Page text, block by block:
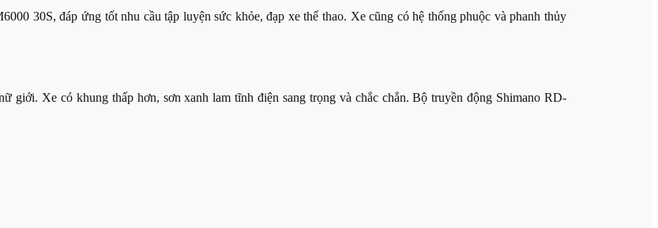
30S, đáp ứng tốt nhu cầu tập luyện sức khỏe, đạp xe thể thao. Xe cũng có hệ thống phuộc và phanh thủy
giới. Xe có khung thấp hơn, sơn xanh lam tĩnh điện sang trọng và chắc chắn. Bộ truyền động Shimano RD-